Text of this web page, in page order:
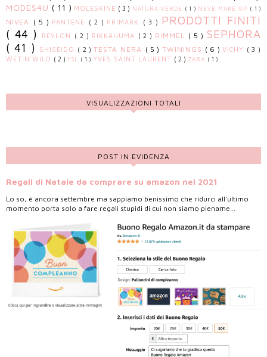
MODES4U ( 11 ) MOLESKINE ( 3 ) NATURA VERDE ( 1 ) NEVE MAKE UP ( 1 )
NIVEA ( 5 ) PANTENE ( 2 ) PRIMARK ( 3 )
PRODOTTI FINITI
( 44 )
REVLON ( 2 ) RIKKAHUMA ( 2 ) RIMMEL ( 5 ) SEPHORA
( 41 )
SHISEIDO ( 2 )TESTA NERA ( 5 ) TWININGS ( 6 ) VICHY ( 3 )
WET'N'WILD ( 2 ) YSL ( 1 ) YVES SAINT LAURENT ( 2 ) ZARA ( 1 )
VISUALIZZAZIONI TOTALI
POST IN EVIDENZA
Regali di Natale da comprare su amazon nel 2021
Lo so, è ancora settembre ma sappiamo benissimo che ridurci all'ultimo
momento porta solo a fare regali stupidi di cui non siamo piename...